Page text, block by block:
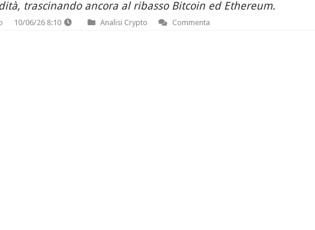
trascinando ancora al ribasso Bitcoin ed Ethereum.
10/06/26 8:10 Analisi Crypto Commenta